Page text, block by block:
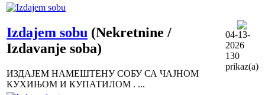
Izdajem sobu (Nekretnine /
Izdavanje soba)
ИЗДАЈЕМ НАМЕШТЕНУ СОБУ СА ЧАЈНОМ
КУХИЊОМ И КУПАТИЛОМ . ...
04-13-
2026
130
prikaz(a)